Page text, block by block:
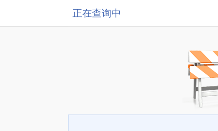
正在查询中